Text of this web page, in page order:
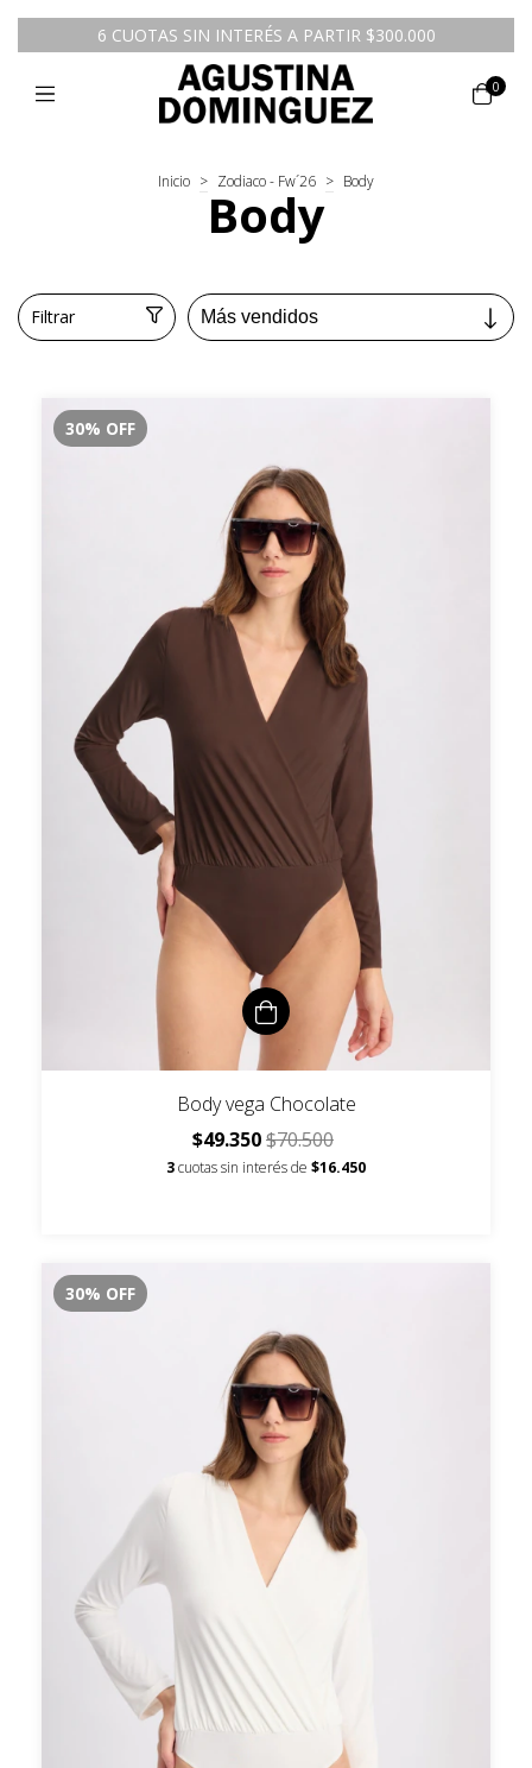
6 CUOTAS SIN INTERÉS A PARTIR $300.000
0
Inicio > Zodiaco - Fw´26 > Body
Body
Filtrar
30% OFF
Body vega Chocolate
$49.350$70.500
3cuotas sin interés de $16.450
30% OFF